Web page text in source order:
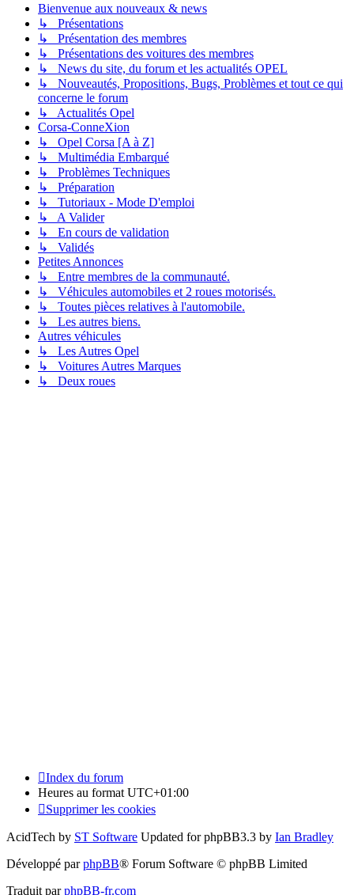
Bienvenue aux nouveaux & news
↳ Présentations
↳ Présentation des membres
↳ Présentations des voitures des membres
↳ News du site, du forum et les actualités OPEL
↳ Nouveautés, Propositions, Bugs, Problèmes et tout ce qui
concerne le forum
↳ Actualités Opel
Corsa-ConneXion
↳ Opel Corsa [A à Z]
↳ Multimédia Embarqué
↳ Problèmes Techniques
↳ Préparation
↳ Tutoriaux - Mode D'emploi
↳ A Valider
↳ En cours de validation
↳ Validés
Petites Annonces
↳ Entre membres de la communauté.
↳ Véhicules automobiles et 2 roues motorisés.
↳ Toutes pièces relatives à l'automobile.
↳ Les autres biens.
Autres véhicules
↳ Les Autres Opel
↳ Voitures Autres Marques
↳ Deux roues
Index du forum
Heures au format UTC+01:00
Supprimer les cookies
AcidTech by ST Software Updated for phpBB3.3 by Ian Bradley
Développé parphpBB® Forum Software © phpBB Limited
Traduit parphpBB-fr.com